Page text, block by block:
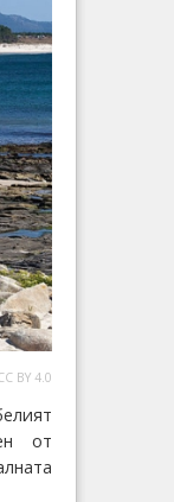
BY 4.0
от